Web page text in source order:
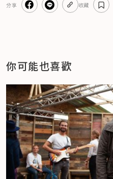
分享 收藏
你可能也喜歡